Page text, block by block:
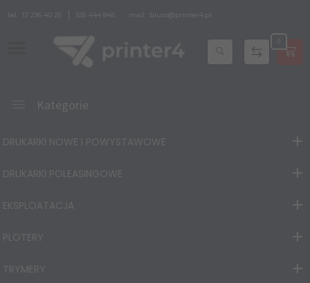
tel. 12 296 40 25 535 444 845 mail: biuro@printer4.pl
Kategorie
DRUKARKI NOWE I POWYSTAWOWE
DRUKARKI POLEASINGOWE
EKSPLOATACJA
PLOTERY
TRYMERY